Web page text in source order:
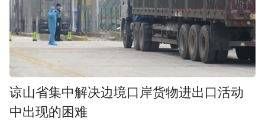
谅山省集中解决边境口岸货物进出口活动
中出现的困难